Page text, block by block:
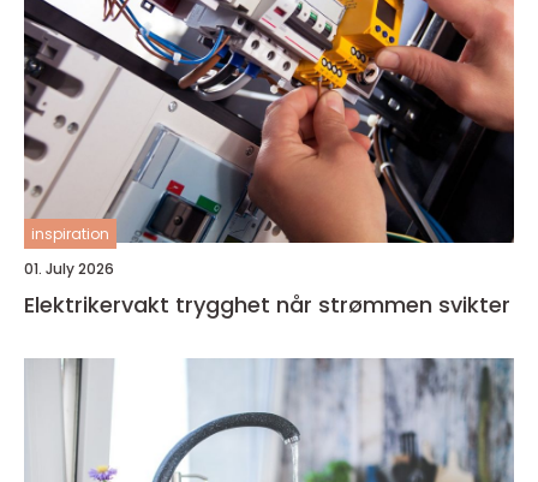
inspiration
01. July 2026
Elektrikervakt trygghet når strømmen svikter